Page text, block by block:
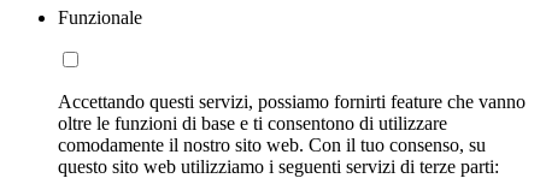
Funzionale
Accettando questi servizi, possiamo fornirti feature che vanno
oltre le funzioni di base e ti consentono di utilizzare
comodamente il nostro sito web. Con il tuo consenso, su
questo sito web utilizziamo i seguenti servizi di terze parti: